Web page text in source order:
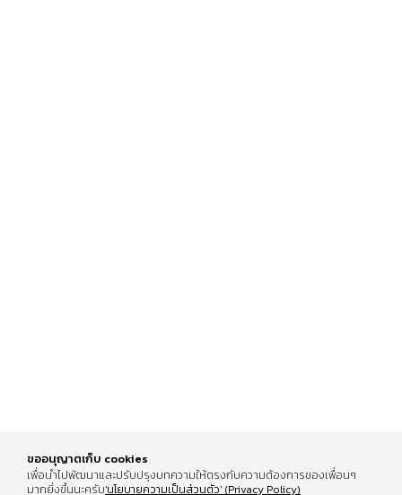
ขออนุญาตเก็บ cookies
เพื่อนำไปพัฒนาและปรับปรุงบทความให้ตรงกับความต้องการของเพื่อนๆ
มากยิ่งขึ้นนะครับ'นโยบายความเป็นส่วนตัว' (Privacy Policy)